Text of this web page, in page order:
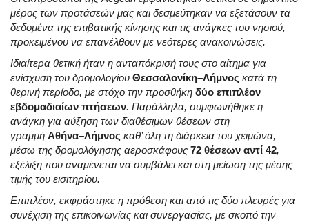
μέρος των προτάσεών μας και δεσμεύτηκαν να εξετάσουν τα
δεδομένα της επιβατικής κίνησης και τις ανάγκες του νησιού,
προκειμένου να επανέλθουν με νεότερες ανακοινώσεις.
Ιδιαίτερα θετική ήταν η ανταπόκρισή τους στο αίτημα για
ενίσχυση του δρομολογίου Θεσσαλονίκη–Λήμνος κατά τη
θερινή περίοδο, με στόχο την προσθήκη δύο επιπλέον
εβδομαδιαίων πτήσεων. Παράλληλα, συμφωνήθηκε η
ανάγκη για αύξηση των διαθέσιμων θέσεων στη
γραμμή Αθήνα–Λήμνος καθ’ όλη τη διάρκεια του χειμώνα,
μέσω της δρομολόγησης αεροσκάφους 72 θέσεων αντί 42,
εξέλιξη που αναμένεται να συμβάλει και στη μείωση της μέσης
τιμής του εισιτηρίου.
Επιπλέον, εκφράστηκε η πρόθεση και από τις δύο πλευρές για
συνέχιση της επικοινωνίας και συνεργασίας, με σκοπό την